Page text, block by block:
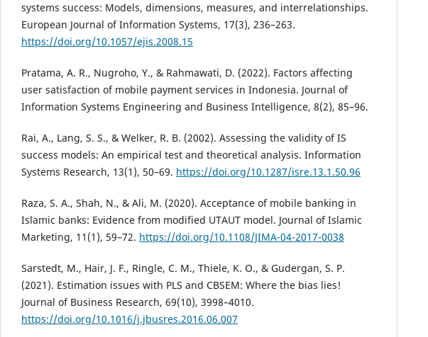
systems success: Models, dimensions, measures, and interrelationships.
European Journal of Information Systems, 17(3), 236–263.
https://doi.org/10.1057/ejis.2008.15
Pratama, A. R., Nugroho, Y., & Rahmawati, D. (2022). Factors affecting
user satisfaction of mobile payment services in Indonesia. Journal of
Information Systems Engineering and Business Intelligence, 8(2), 85–96.
Rai, A., Lang, S. S., & Welker, R. B. (2002). Assessing the validity of IS
success models: An empirical test and theoretical analysis. Information
Systems Research, 13(1), 50–69. https://doi.org/10.1287/isre.13.1.50.96
Raza, S. A., Shah, N., & Ali, M. (2020). Acceptance of mobile banking in
Islamic banks: Evidence from modified UTAUT model. Journal of Islamic
Marketing, 11(1), 59–72. https://doi.org/10.1108/JIMA-04-2017-0038
Sarstedt, M., Hair, J. F., Ringle, C. M., Thiele, K. O., & Gudergan, S. P.
(2021). Estimation issues with PLS and CBSEM: Where the bias lies!
Journal of Business Research, 69(10), 3998–4010.
https://doi.org/10.1016/j.jbusres.2016.06.007